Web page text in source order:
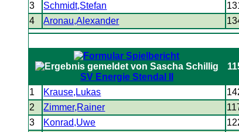
3
Schmidt,Stefan
4
Aronau,Alexander
SV Energie Stendal II
1 Krause,Lukas
2
Zimmer,Rainer
3
Konrad,Uwe